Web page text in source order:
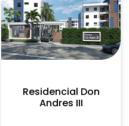
Residencial Don
Andres III